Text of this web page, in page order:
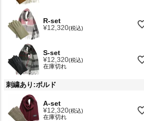
R-set
¥12,320 税込
S-set
¥12,320 税込
在庫切れ
刺繍あり:ボルド
A-set
¥12,320 税込
在庫切れ